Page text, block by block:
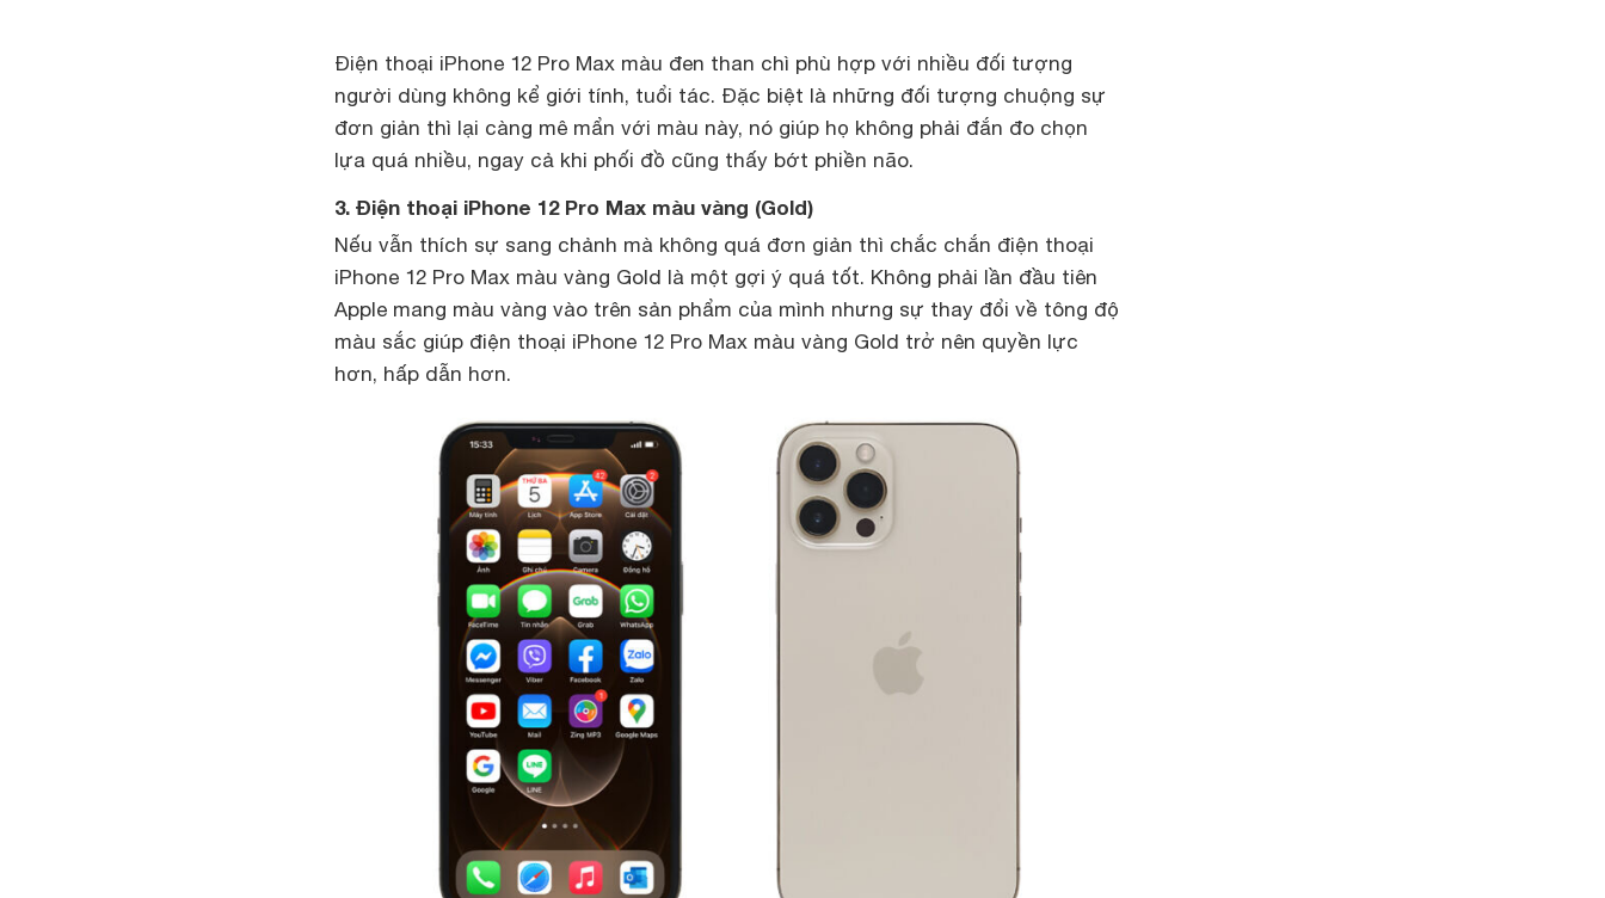
Điện thoại iPhone 12 Pro Max màu đen than chì phù hợp với nhiều đối tượng
người dùng không kể giới tính, tuổi tác. Đặc biệt là những đối tượng chuộng sự
đơn giản thì lại càng mê mẩn với màu này, nó giúp họ không phải đắn đo chọn
lựa quá nhiều, ngay cả khi phối đồ cũng thấy bớt phiền não.
3. Điện thoại iPhone 12 Pro Max màu vàng (Gold)
Nếu vẫn thích sự sang chảnh mà không quá đơn giản thì chắc chắn điện thoại
iPhone 12 Pro Max màu vàng Gold là một gợi ý quá tốt. Không phải lần đầu tiên
Apple mang màu vàng vào trên sản phẩm của mình nhưng sự thay đổi về tông độ
màu sắc giúp điện thoại iPhone 12 Pro Max màu vàng Gold trở nên quyền lực
hơn, hấp dẫn hơn.